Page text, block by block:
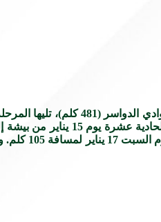
كلم)، فالثانية عشرة يوم 16 يناير من